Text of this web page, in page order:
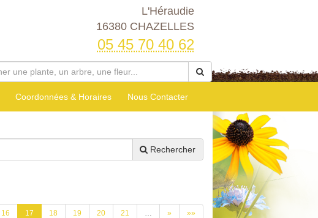
L'Héraudie
16380 CHAZELLES
05 45 70 40 62
Coordonnées & Horaires Nous Contacter
Rechercher
16 17 18 19 20 21 … » »»